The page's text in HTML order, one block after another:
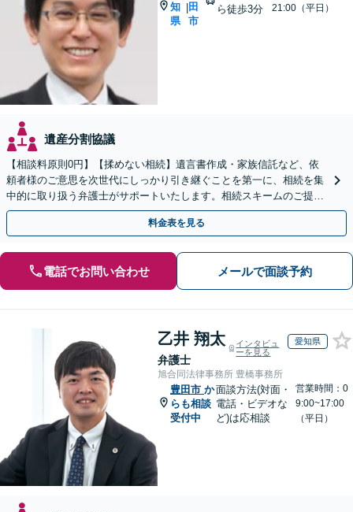
知
県
|田
市
ら徒歩3分
21:00（平日）
遺産分割協議
【相談料原則0円】【揉めない相続】遺言書作成・家族信託など、依
頼者様のご意思を次世代にしっかり引き継ぐことを第一に、相続を集
中的に取り扱う弁護士がサポートいたします。相続スキームのご提案
から遺言執行まで責任を持って対応させていただきます。
料金表を見る
電話でお問い合わせ メールで面談予約
乙井 翔太
弁護士
インタビュ
ーを見る
愛知県
旭合同法律事務所 豊橋事務所
豊田市 か
らも相談
受付中
面談方法(対面・
電話・ビデオな
ど)は応相談
営業時間：0
9:00~17:00
（平日）